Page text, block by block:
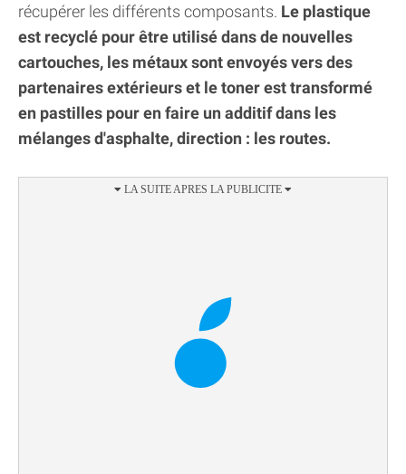
récupérer les différents composants. Le plastique
est recyclé pour être utilisé dans de nouvelles
cartouches, les métaux sont envoyés vers des
partenaires extérieurs et le toner est transformé
en pastilles pour en faire un additif dans les
mélanges d'asphalte, direction : les routes.